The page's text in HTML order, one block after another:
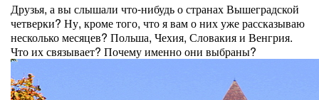
Друзья, а вы слышали что-нибудь о странах Вышеградской
четверки? Ну, кроме того, что я вам о них уже рассказываю
несколько месяцев? Польша, Чехия, Словакия и Венгрия.
Что их связывает? Почему именно они выбраны?